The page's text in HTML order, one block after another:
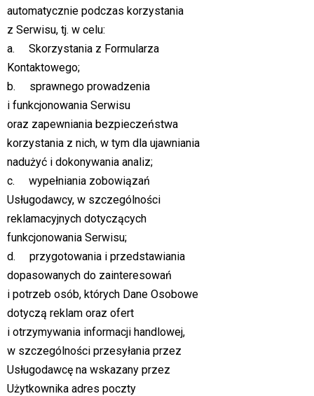
automatycznie podczas korzystania
z Serwisu, tj. w celu:
a. Skorzystania z Formularza
Kontaktowego;
b. sprawnego prowadzenia
i funkcjonowania Serwisu
oraz zapewniania bezpieczeństwa
korzystania z nich, w tym dla ujawniania
nadużyć i dokonywania analiz;
c. wypełniania zobowiązań
Usługodawcy, w szczególności
reklamacyjnych dotyczących
funkcjonowania Serwisu;
d. przygotowania i przedstawiania
dopasowanych do zainteresowań
i potrzeb osób, których Dane Osobowe
dotyczą reklam oraz ofert
i otrzymywania informacji handlowej,
w szczególności przesyłania przez
Usługodawcę na wskazany przez
Użytkownika adres poczty